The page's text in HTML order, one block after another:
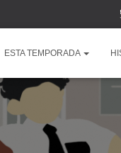
ESTA TEMPORADA